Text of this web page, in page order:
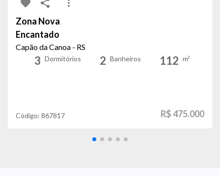
Zona Nova
Encantado
Capão da Canoa - RS
3 Dormitórios 2 Banheiros 112 m²
Código: 867817 R$ 475.000